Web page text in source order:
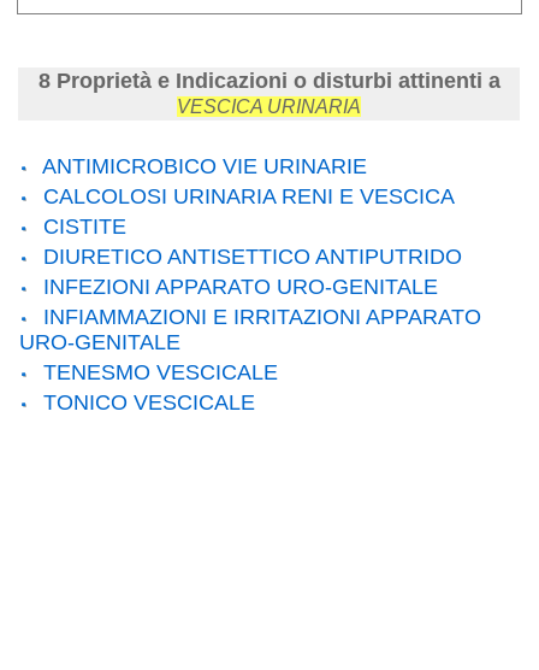
8 Proprietà e Indicazioni o disturbi attinenti a
VESCICA URINARIA
ANTIMICROBICO VIE URINARIE
CALCOLOSI URINARIA RENI E VESCICA
CISTITE
DIURETICO ANTISETTICO ANTIPUTRIDO
INFEZIONI APPARATO URO-GENITALE
INFIAMMAZIONI E IRRITAZIONI APPARATO
URO-GENITALE
TENESMO VESCICALE
TONICO VESCICALE